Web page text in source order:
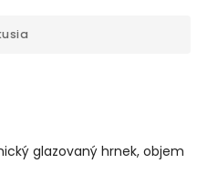
glazovaný hrnek, objem